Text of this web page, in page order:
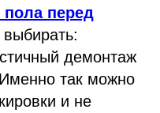
пола перед
демонтаж
так можно
и не